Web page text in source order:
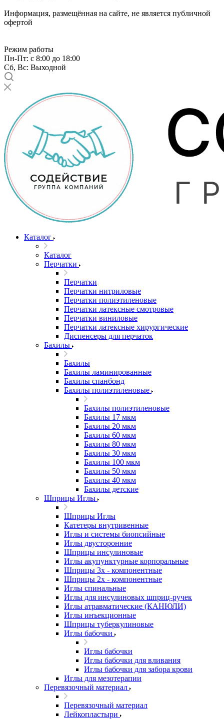
Информация, размещённая на сайте, не является публичной
офертой
Режим работы
Пн-Пт: с 8:00 до 18:00
Сб, Вс: Выходной
Каталог
Каталог
Перчатки
Перчатки
Перчатки нитриловые
Перчатки полиэтиленовые
Перчатки латексные смотровые
Перчатки виниловые
Перчатки латексные хирургические
Диспенсеры для перчаток
Бахилы
Бахилы
Бахилы ламинированные
Бахилы спанбонд
Бахилы полиэтиленовые
Бахилы полиэтиленовые
Бахилы 17 мкм
Бахилы 20 мкм
Бахилы 60 мкм
Бахилы 80 мкм
Бахилы 30 мкм
Бахилы 100 мкм
Бахилы 50 мкм
Бахилы 40 мкм
Бахилы детские
Шприцы Иглы
Шприцы Иглы
Катетеры внутривенные
Иглы и системы биопсийные
Иглы двусторонние
Шприцы инсулиновые
Иглы акупунктурные корпоральные
Шприцы 3х - компонентные
Шприцы 2х - компонентные
Иглы спинальные
Иглы для инсулиновых шприц-ручек
Иглы атравматические (КАНЮЛИ)
Иглы инъекционные
Шприцы туберкулиновые
Иглы бабочки
Иглы бабочки
Иглы бабочки для вливания
Иглы бабочки для забора крови
Иглы для мезотерапии
Перевязочный материал
Перевязочный материал
Лейкопластыри